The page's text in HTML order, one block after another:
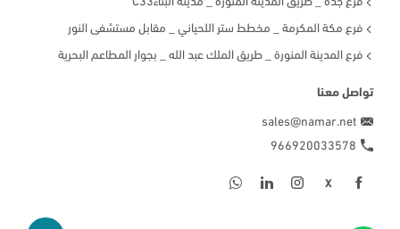
فرع مكة المكرمة _ مخطط ستر اللحياني _ مقابل مستشفى النور
فرع المدينة المنورة _ طريق الملك عبد الله _ بجوار المطاعم البحرية
تواصل معنا
sales@namar.net
966920033578
X